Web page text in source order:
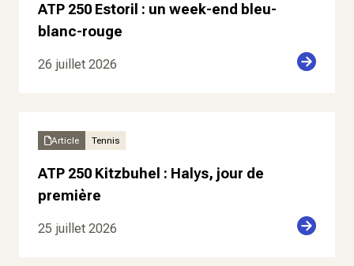
ATP 250 Estoril : un week-end bleu-
blanc-rouge
26 juillet 2026
Article Tennis
ATP 250 Kitzbuhel : Halys, jour de
première
25 juillet 2026